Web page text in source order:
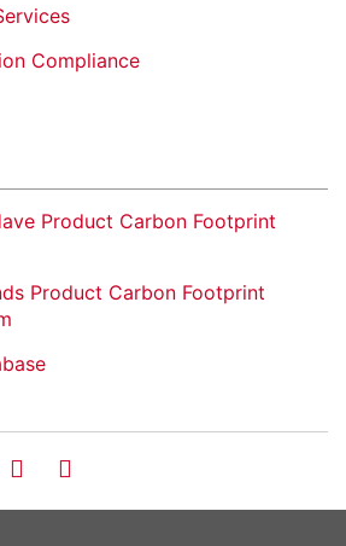
Compliance
Product Carbon Footprint
Product Carbon Footprint